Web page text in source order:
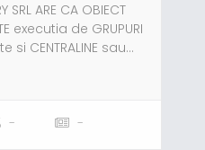
SRL ARE CA OBIECT
executia de GRUPURI
si CENTRALINE sau...
- -